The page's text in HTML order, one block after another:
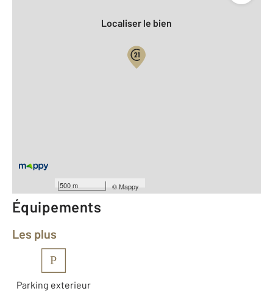
500 m ©Mappy
Localiser le bien
Type de construction : Traditionnelle
Équipements
Les plus
P
Parking exterieur